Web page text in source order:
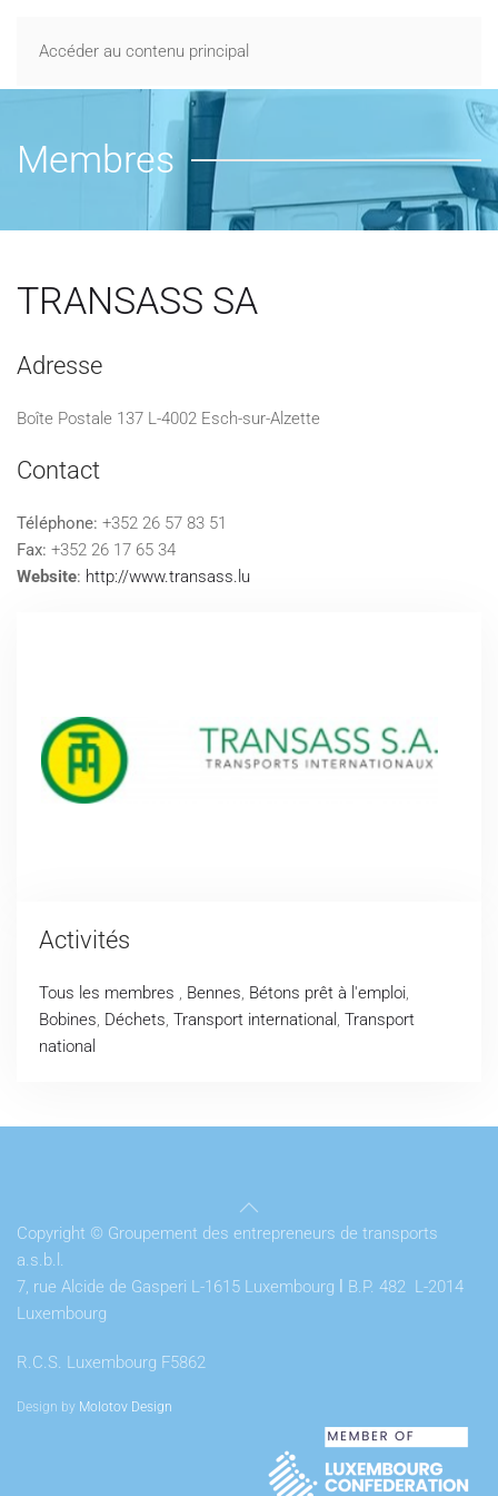
Accéder au contenu principal
Membres
TRANSASS SA
Adresse
Boîte Postale 137 L-4002 Esch-sur-Alzette
Contact
Téléphone: +352 26 57 83 51
Fax: +352 26 17 65 34
Website: http://www.transass.lu
Activités
Tous les membres , Bennes, Bétons prêt à l'emploi,
Bobines, Déchets, Transport international , Transport
national
Copyright © Groupement des entrepreneurs de transports
a.s.b.l.
7, rue Alcide de Gasperi L-1615 Luxembourg
B.P. 482 L-2014
Luxembourg
R.C.S. Luxembourg F5862
Design by Molotov Design